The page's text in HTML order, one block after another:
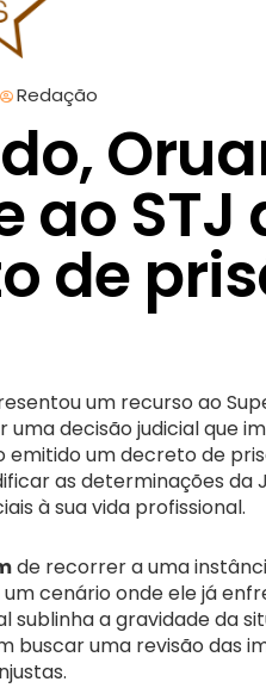
Redação
ao STJ
de
um recurso ao
decisão judicial que
emitido um decreto de
as determinações da
à sua vida profissional.
de recorrer a uma
cenário onde ele já
sublinha a gravidade da
buscar uma revisão das